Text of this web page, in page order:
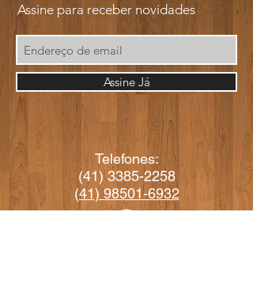
Assine para receber novidades
Assine Já
Telefones:
(41) 3385-2258
(41) 98501-6932